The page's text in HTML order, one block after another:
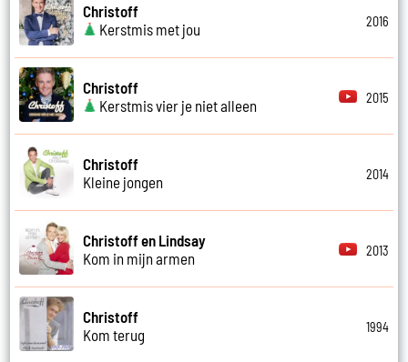
Christoff
Kerstmis met jou
2016
Christoff
Kerstmis vier je niet alleen
2015
Christoff
Kleine jongen
2014
Christoff en Lindsay
Kom in mijn armen
2013
Christoff
Kom terug
1994